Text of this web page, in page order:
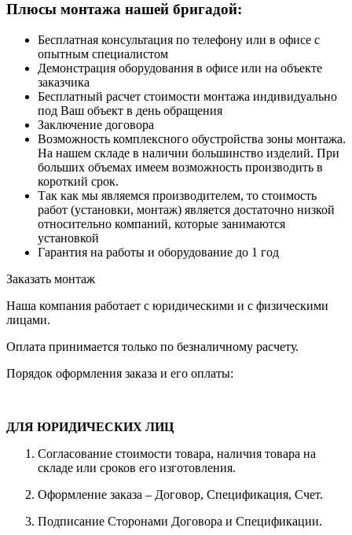
Плюсы монтажа нашей бригадой:
Бесплатная консультация по телефону или в офисе с
опытным специалистом
Демонстрация оборудования в офисе или на объекте
заказчика
Бесплатный расчет стоимости монтажа индивидуально
под Ваш объект в день обращения
Заключение договора
Возможность комплексного обустройства зоны монтажа.
На нашем складе в наличии большинство изделий. При
больших объемах имеем возможность производить в
короткий срок.
Так как мы являемся производителем, то стоимость
работ (установки, монтаж) является достаточно низкой
относительно компаний, которые занимаются
установкой
Гарантия на работы и оборудование до 1 год
Заказать монтаж
Наша компания работает с юридическими и с физическими
лицами.
Оплата принимается только по безналичному расчету.
Порядок оформления заказа и его оплаты:
ДЛЯ ЮРИДИЧЕСКИХ ЛИЦ
Согласование стоимости товара, наличия товара на
складе или сроков его изготовления.
Оформление заказа – Договор, Спецификация, Счет.
Подписание Сторонами Договора и Спецификации.